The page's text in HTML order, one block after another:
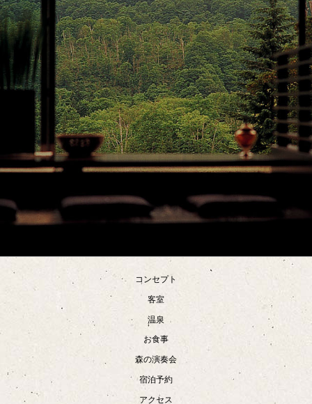
コンセプト
客室
温泉
お食事
森の演奏会
宿泊予約
アクセス